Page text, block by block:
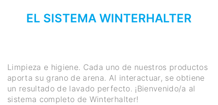
EL SISTEMA WINTERHALTER
Limpieza e higiene. Cada uno de nuestros productos
aporta su grano de arena. Al interactuar, se obtiene
un resultado de lavado perfecto. ¡Bienvenido/a al
sistema completo de Winterhalter!